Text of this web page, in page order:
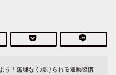
う！無理なく続けられる運動習慣